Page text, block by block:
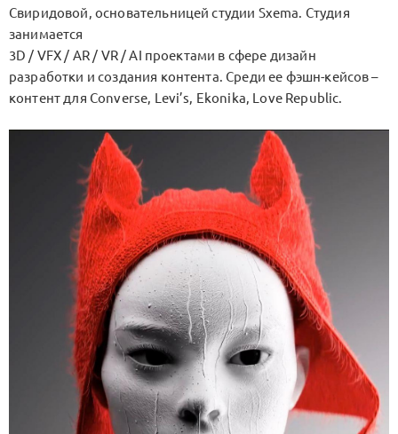
Свиридовой, основательницей студии Sxema. Студия
занимается
3D / VFX / AR / VR / AI проектами в сфере дизайн
разработки и создания контента. Среди ее фэшн-кейсов –
контент для Converse, Levi’s, Ekonika, Love Republic.